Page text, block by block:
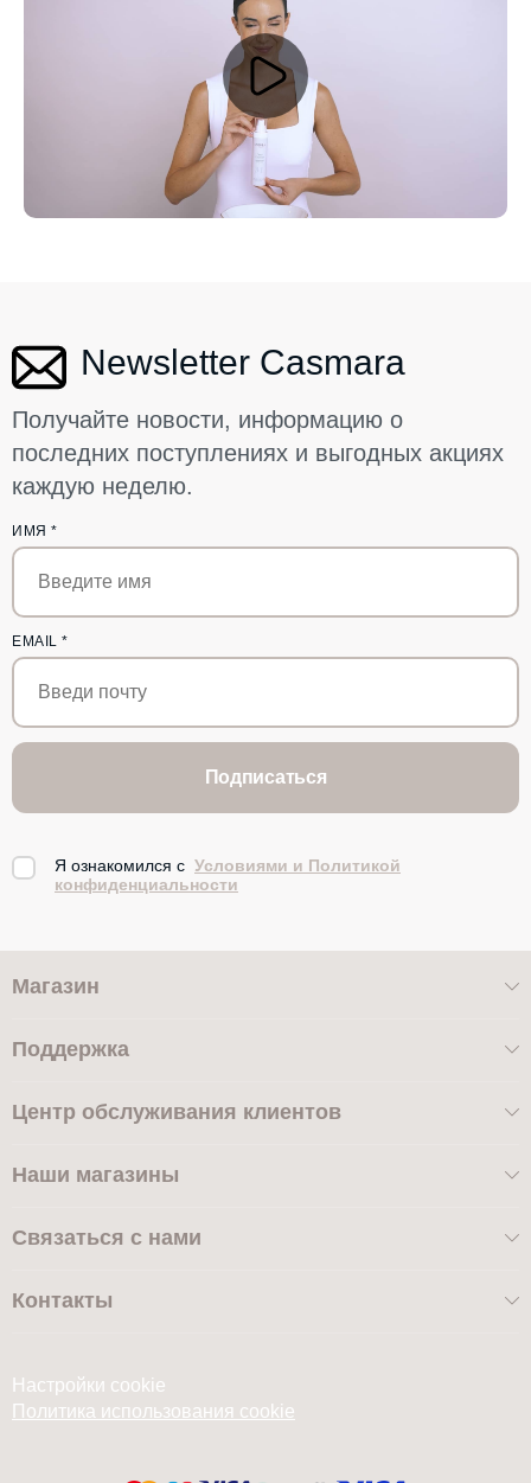
Newsletter Casmara
Получайте новости, информацию о
последних поступлениях и выгодных акциях
каждую неделю.
ИМЯ *
EMAIL *
Подписаться
Я ознакомился с Условиями и Политикой
конфиденциальности
Магазин
Поддержка
Центр обслуживания клиентов
Наши магазины
Связаться с нами
Контакты
Настройки cookie
Политика использования cookie